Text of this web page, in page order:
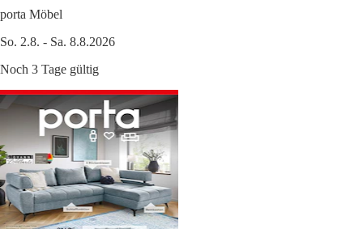
porta Möbel
So. 2.8. - Sa. 8.8.2026
Noch 3 Tage gültig